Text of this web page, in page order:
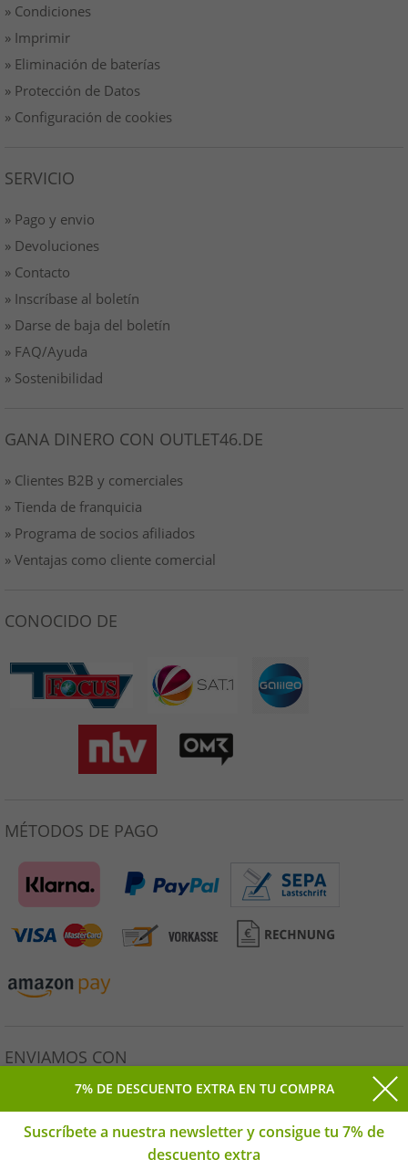
» Condiciones
» Imprimir
» Eliminación de baterías
» Protección de Datos
» Configuración de cookies
SERVICIO
» Pago y envio
» Devoluciones
» Contacto
» Inscríbase al boletín
» Darse de baja del boletín
» FAQ/Ayuda
» Sostenibilidad
GANA DINERO CON OUTLET46.DE
» Clientes B2B y comerciales
» Tienda de franquicia
» Programa de socios afiliados
» Ventajas como cliente comercial
CONOCIDO DE
MÉTODOS DE PAGO
ENVIAMOS CON
7% DE DESCUENTO EXTRA EN TU COMPRA
Suscríbete a nuestra newsletter y consigue tu 7% de
descuento extra